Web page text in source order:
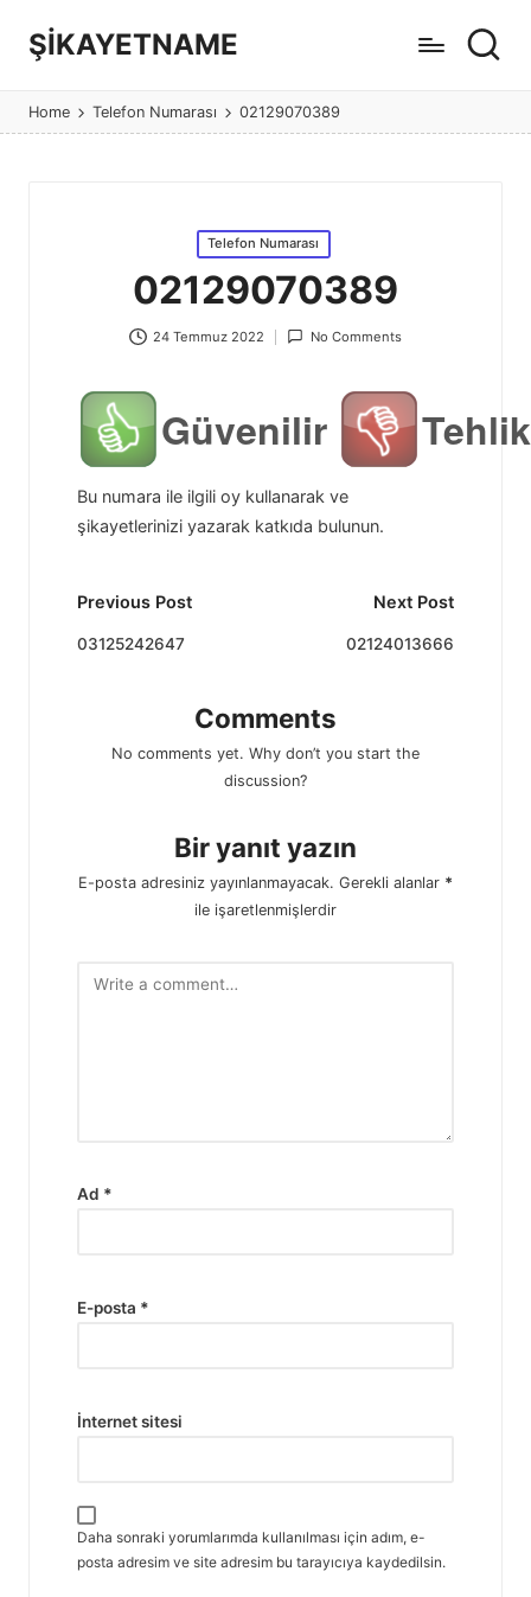
ŞİKAYETNAME
ve
şikayet
Home Telefon Numarası 02129070389
Posted
Telefon Numarası
02129070389
24 Temmuz 2022 No Comments
Güvenilir
Bu numara ile ilgili oy kullanarak ve
şikayetlerinizi yazarak katkıda bulunun.
Post
navigation
Previous Post
03125242647
Next Post
02124013666
Comments
No comments yet. Why don’t you start the
discussion?
Bir yanıt yazın
E-posta adresiniz yayınlanmayacak. Gerekli alanlar *
ile işaretlenmişlerdir
Ad *
E-posta *
İnternet sitesi
Daha sonraki yorumlarımda kullanılması için adım, e-
posta adresim ve site adresim bu tarayıcıya kaydedilsin.